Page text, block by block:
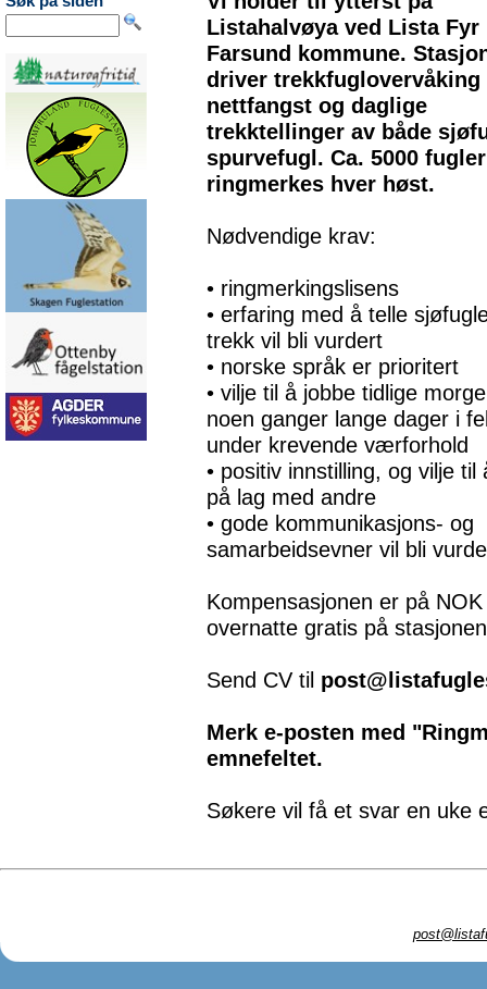
Listahalvøya ved Lista Fyr
Farsund kommune.
driver trekkfuglovervåking
nettfangst og daglige
trekktellinger av både
spurvefugl. Ca. 5000 fugler
ringmerkes hver høst.
Nødvendige krav:
• ringmerkingslisens
• erfaring med å telle
trekk vil bli vurdert
• norske språk er prioritert
• vilje til å jobbe tidlige
noen ganger lange dager i
under krevende værforhold
• positiv innstilling, og vilje til
på lag med andre
• gode kommunikasjons- og
samarbeidsevner vil bli
Kompensasjonen er på
overnatte gratis på
Send CV til
Merk e-posten med
emnefeltet.
Søkere vil få et svar en uke